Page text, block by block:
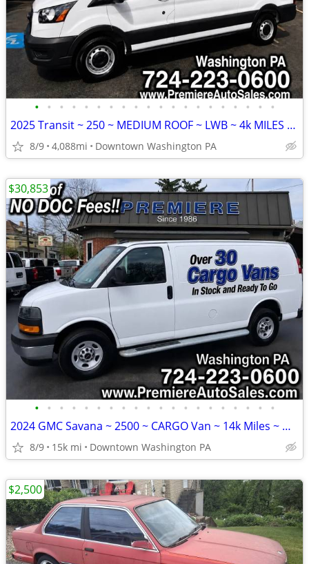
• • • • • • • • • • • • • • • • • • • •
2025 Transit ~ 250 ~ MEDIUM ROOF ~ LWB ~ 4k MILES ~ Factory WARRANTY
8/9 4,088mi Downtown Washington PA
• • • • • • • • • • • • • • • • • • • •
2024 GMC Savana ~ 2500 ~ CARGO Van ~ 14k Miles ~ WARRANTY till 100k MI
8/9 15k mi Downtown Washington PA
$30,853
$2,500